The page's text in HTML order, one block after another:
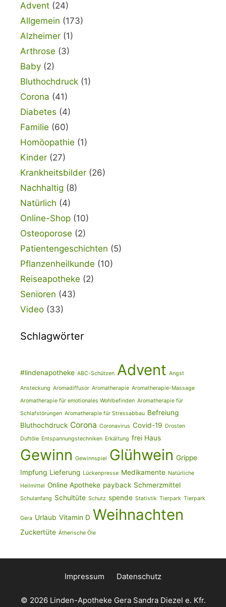
Advent (24)
Allgemein (173)
Alzheimer (1)
Arthrose (3)
Baby (2)
Bluthochdruck (1)
Corona (41)
Diabetes (4)
Familie (60)
Homöopathie (1)
Kinder (27)
Krankheitsbilder (26)
Nachhaltig (8)
Natürlich (4)
Online-Shop (10)
Osteoporose (2)
Patientengeschichten (5)
Pflanzenheilkunde (10)
Reiseapotheke (2)
Senioren (43)
Video (33)
Schlagwörter
#lindenapotheke ABC-Schützen Advent Angst
Ansteckung Aromadiffusor Aromatherapie Aromatherapie-Massage
Aromatherapie für emotionales Wohlbefinden Aromatherapie für
Schlafstörungen Aromatherapie für Stressabbau Befreiung
Bluthochdruck Corona Coronavirus Covid-19 Drosten
Duftöle Entspannungstechniken Erkältung frei Haus
Gewinn Gewinnspiel Glühwein Grippe
Impfung Lieferung Lückenpresse Medikamente Natürliche
Heilmittel Online Apotheke payback Schmerzmittel
Schulanfang Schultüte Schutz spende Statistik Tierpark Tierpark
Gera Urlaub Vitamin D Weihnachten
Zuckertüte Ätherische Öle
Impressum Datenschutz
© 2026 Linden-Apotheke Gera Sandra Diezel e. Kfr.